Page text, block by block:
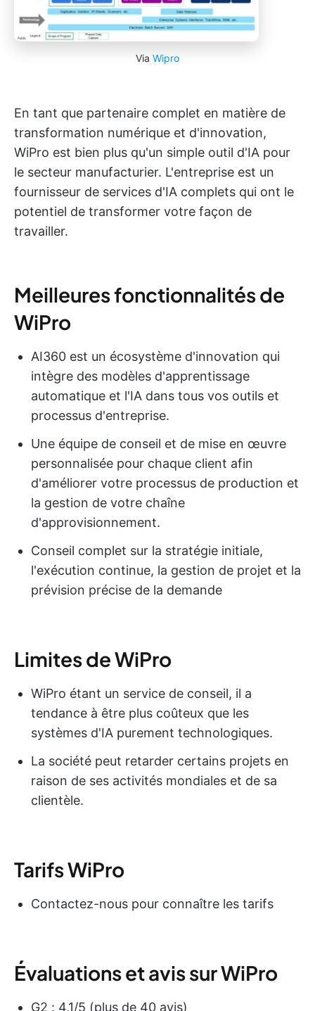
Via Wipro
En tant que partenaire complet en matière de
transformation numérique et d'innovation,
WiPro est bien plus qu'un simple outil d'IA pour
le secteur manufacturier. L'entreprise est un
fournisseur de services d'IA complets qui ont le
potentiel de transformer votre façon de
travailler.
Meilleures fonctionnalités de
WiPro
AI360 est un écosystème d'innovation qui
intègre des modèles d'apprentissage
automatique et l'IA dans tous vos outils et
processus d'entreprise.
Une équipe de conseil et de mise en œuvre
personnalisée pour chaque client afin
d'améliorer votre processus de production et
la gestion de votre chaîne
d'approvisionnement.
Conseil complet sur la stratégie initiale,
l'exécution continue, la gestion de projet et la
prévision précise de la demande
Limites de WiPro
WiPro étant un service de conseil, il a
tendance à être plus coûteux que les
systèmes d'IA purement technologiques.
La société peut retarder certains projets en
raison de ses activités mondiales et de sa
clientèle.
Tarifs WiPro
Contactez-nous pour connaître les tarifs
Évaluations et avis sur WiPro
G2 : 4,1/5 (plus de 40 avis)